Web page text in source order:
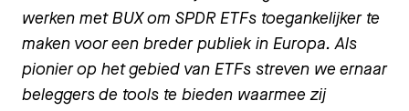
werken met BUX om SPDR ETFs toegankelijker te
maken voor een breder publiek in Europa. Als
pionier op het gebied van ETFs streven we ernaar
beleggers de tools te bieden waarmee zij